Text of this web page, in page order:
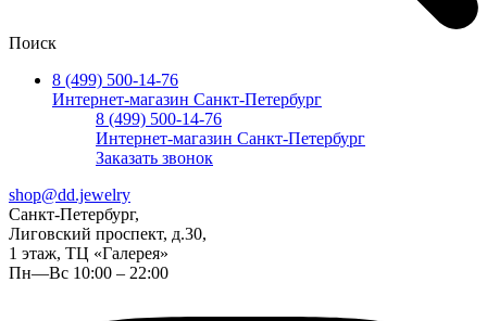
Поиск
8 (499) 500-14-76
Интернет-магазин Санкт-Петербург
8 (499) 500-14-76
Интернет-магазин Санкт-Петербург
Заказать звонок
shop@dd.jewelry
Санкт-Петербург,
Лиговский проспект, д.30,
1 этаж, ТЦ «Галерея»
Пн—Вс 10:00 – 22:00